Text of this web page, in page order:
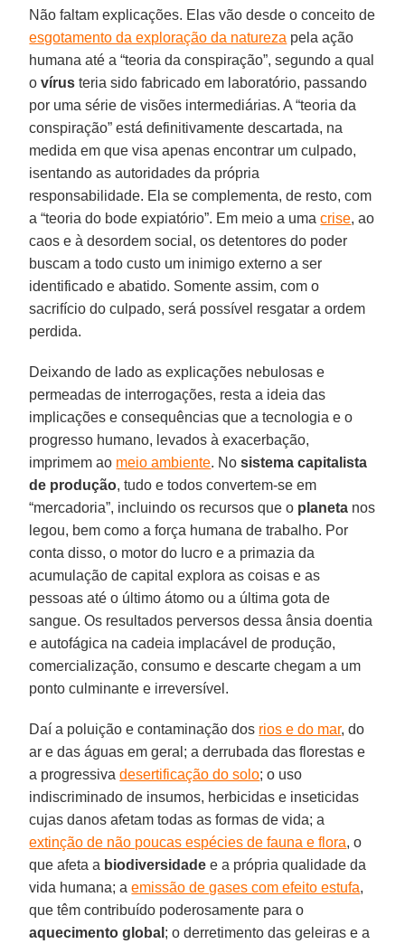
Não faltam explicações. Elas vão desde o conceito de
esgotamento da exploração da natureza pela ação
humana até a “teoria da conspiração”, segundo a qual
ovírus teria sido fabricado em laboratório, passando
por uma série de visões intermediárias. A “teoria da
conspiração” está definitivamente descartada, na
medida em que visa apenas encontrar um culpado,
isentando as autoridades da própria
responsabilidade. Ela se complementa, de resto, com
a “teoria do bode expiatório”. Em meio a umacrise, ao
caos e à desordem social, os detentores do poder
buscam a todo custo um inimigo externo a ser
identificado e abatido. Somente assim, com o
sacrifício do culpado, será possível resgatar a ordem
perdida.
Deixando de lado as explicações nebulosas e
permeadas de interrogações, resta a ideia das
implicações e consequências que a tecnologia e o
progresso humano, levados à exacerbação,
imprimem ao meio ambiente. No sistema capitalista
de produção, tudo e todos convertem-se em
“mercadoria”, incluindo os recursos que o planeta nos
legou, bem como a força humana de trabalho. Por
conta disso, o motor do lucro e a primazia da
acumulação de capital explora as coisas e as
pessoas até o último átomo ou a última gota de
sangue. Os resultados perversos dessa ânsia doentia
e autofágica na cadeia implacável de produção,
comercialização, consumo e descarte chegam a um
ponto culminante e irreversível.
Daí a poluição e contaminação dos rios e do mar, do
ar e das águas em geral; a derrubada das florestas e
a progressivadesertificação do solo; o uso
indiscriminado de insumos, herbicidas e inseticidas
cujas danos afetam todas as formas de vida; a
extinção de não poucas espécies de fauna e flora, o
que afeta a biodiversidade e a própria qualidade da
vida humana; aemissão de gases com efeito estufa,
que têm contribuído poderosamente para o
aquecimento global ; o derretimento das geleiras e a